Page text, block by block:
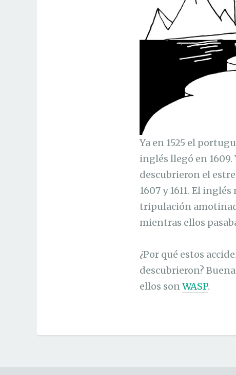
Ya en 1525 el
inglés llegó en
descubrieron el
1607 y 1611. El
tripulación
mientras ellos
¿Por qué estos
descubrieron?
ellos sonWASP.